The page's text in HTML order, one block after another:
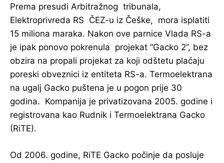
Prema presudi Arbitražnog tribunala,
Elektroprivreda RS ČEZ-u iz Češke, mora isplatiti
15 miliona maraka. Nakon ove parnice Vlada RS-a
je ipak ponovo pokrenula projekat ”Gacko 2”, bez
obzira na propali projekat za koji odštetu plaćaju
poreski obveznici iz entiteta RS-a. Termoelektrana
na ugalj Gacko puštena je u pogon prije 30
godina. Kompanija je privatizovana 2005. godine i
registrovana kao Rudnik i Termoelektrana Gacko
(RiTE).
Od 2006. godine, RiTE Gacko počinje da posluje